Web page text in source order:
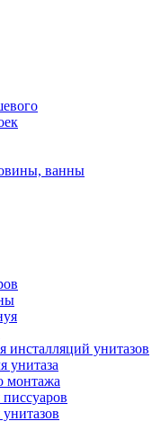
ванны
инсталляций унитазов
унитаза
монтажа